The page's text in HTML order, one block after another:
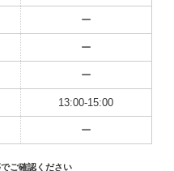
ー
ー
ー
13:00-15:00
ー
ご確認ください